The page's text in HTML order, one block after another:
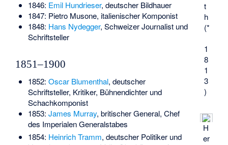
t
h
(*
1
8
1
3
)
H
er
1846: Emil Hundrieser, deutscher Bildhauer
1847: Pietro Musone, italienischer Komponist
1848: Hans Nydegger, Schweizer Journalist und
Schriftsteller
1851–1900
1852: Oscar Blumenthal, deutscher
Schriftsteller, Kritiker, Bühnendichter und
Schachkomponist
1853: James Murray, britischer General, Chef
des Imperialen Generalstabes
1854: Heinrich Tramm, deutscher Politiker und